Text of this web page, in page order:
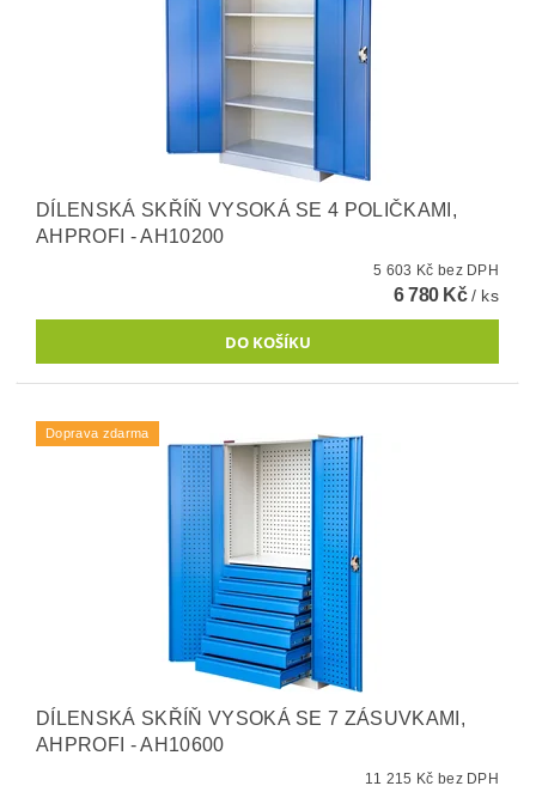
DÍLENSKÁ SKŘÍŇ VYSOKÁ SE 4 POLIČKAMI,
AHPROFI - AH10200
5 603 Kč bez DPH
6 780 Kč/ ks
Doprava zdarma
DÍLENSKÁ SKŘÍŇ VYSOKÁ SE 7 ZÁSUVKAMI,
AHPROFI - AH10600
11 215 Kč bez DPH